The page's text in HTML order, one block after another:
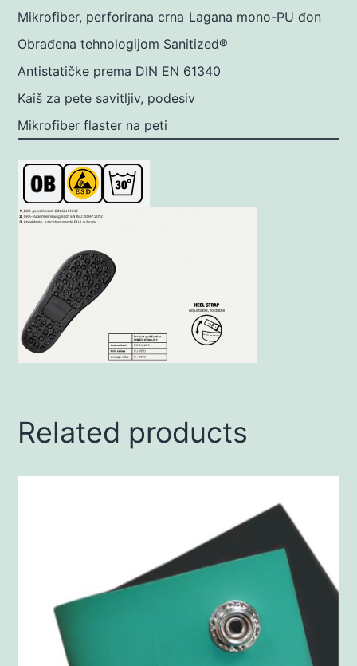
Mikrofiber, perforirana crna Lagana mono-PU đon
Obrađena tehnologijom Sanitized®
Antistatičke prema DIN EN 61340
Kaiš za pete savitljiv, podesiv
Mikrofiber flaster na peti
Related products